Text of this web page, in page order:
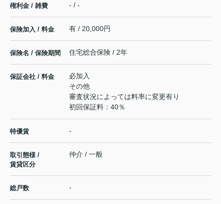
権利金 / 雑費 - / -
保険加入 / 料金 有 / 20,000円
保険名 / 保険期間 住宅総合保険 / 2年
保証会社 / 料金
必加入
その他
審査状況によっては料率に変更有り
初回保証料：40％
特優賃 -
取引態様 /
賃貸区分
仲介 / 一般
総戸数 -